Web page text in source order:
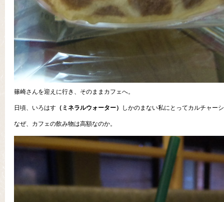
篠崎さんを迎えに行き、そのままカフェへ。
日頃、いろはす （ミネラルウォーター） しかのまない私にとってカルチャー
なぜ、カフェの飲み物は高額なのか。